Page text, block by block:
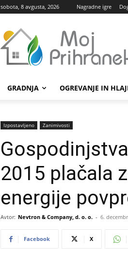
sobota, 8 avgusta, 2026 Nagradne igre
GRADNJA OGREVANJE IN
Izpostavljeno Zanimivosti
2015 plačala
energije
Avtor: Nevtron & Company, d. o. o. - 6.
Facebook X